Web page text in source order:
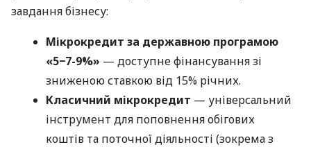
завдання бізнесу:
Мікрокредит за державною програмою
«5−7-9%» — доступне фінансування зі
зниженою ставкою від 15% річних.
Класичний мікрокредит — універсальний
інструмент для поповнення обігових
коштів та поточної діяльності (зокрема з